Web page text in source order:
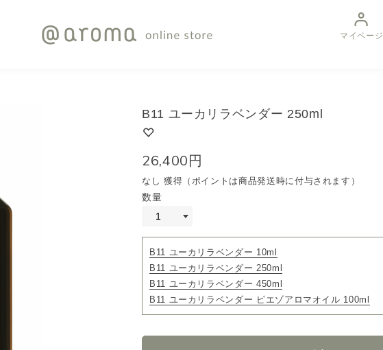
マイページ
B11 ユーカリラベンダー 250ml
26,400円
なし 獲得（ポイントは商品発送時に付与されます）
数量
B11 ユーカリラベンダー 10ml
B11 ユーカリラベンダー 250ml
B11 ユーカリラベンダー 450ml
B11 ユーカリラベンダー ピエゾアロマオイル 100ml